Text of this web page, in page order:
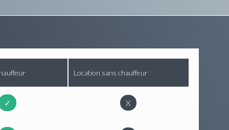
Location sans chauffeur
✓ X